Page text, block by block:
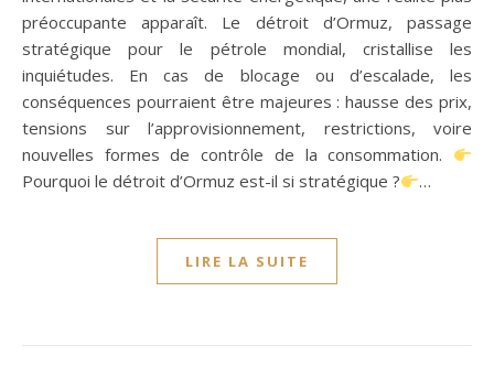
préoccupante apparaît. Le détroit d’Ormuz, passage
stratégique pour le pétrole mondial, cristallise les
inquiétudes. En cas de blocage ou d’escalade, les
conséquences pourraient être majeures : hausse des prix,
tensions sur l’approvisionnement, restrictions, voire
nouvelles formes de contrôle de la consommation.
Pourquoi le détroit d’Ormuz est-il si stratégique ?
…
LIRE LA SUITE